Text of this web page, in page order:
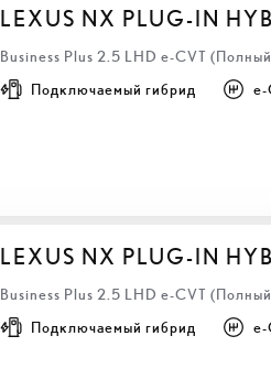
LEXUS NX PLUG-IN
Business Plus 2.5 LHD e-CVT
Подключаемый гибрид e-
LEXUS NX PLUG-IN
Business Plus 2.5 LHD e-CVT
Подключаемый гибрид e-